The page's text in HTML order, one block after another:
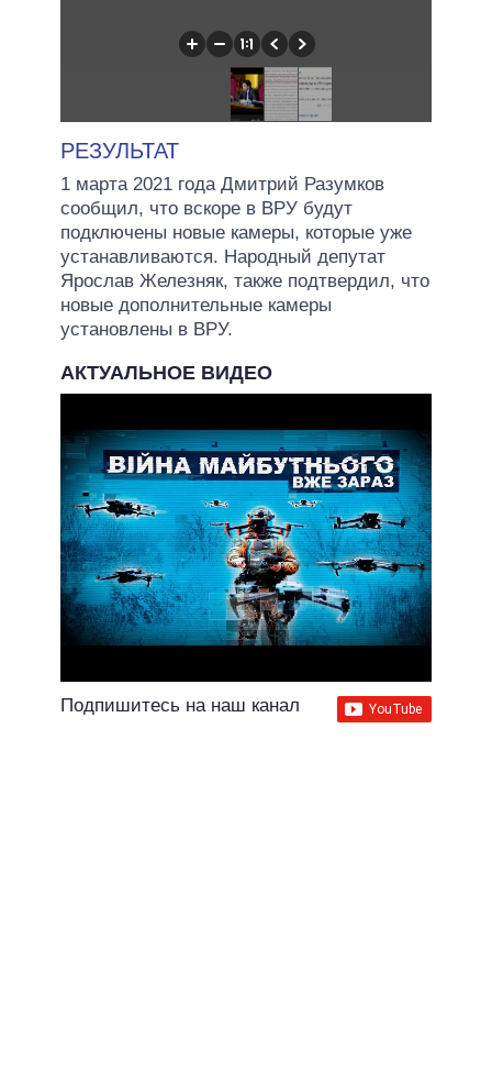
РЕЗУЛЬТАТ
1 марта 2021 года Дмитрий Разумков
сообщил, что вскоре в ВРУ будут
подключены новые камеры, которые уже
устанавливаются. Народный депутат
Ярослав Железняк, также подтвердил, что
новые дополнительные камеры
установлены в ВРУ.
АКТУАЛЬНОЕ ВИДЕО
Подпишитесь на наш канал